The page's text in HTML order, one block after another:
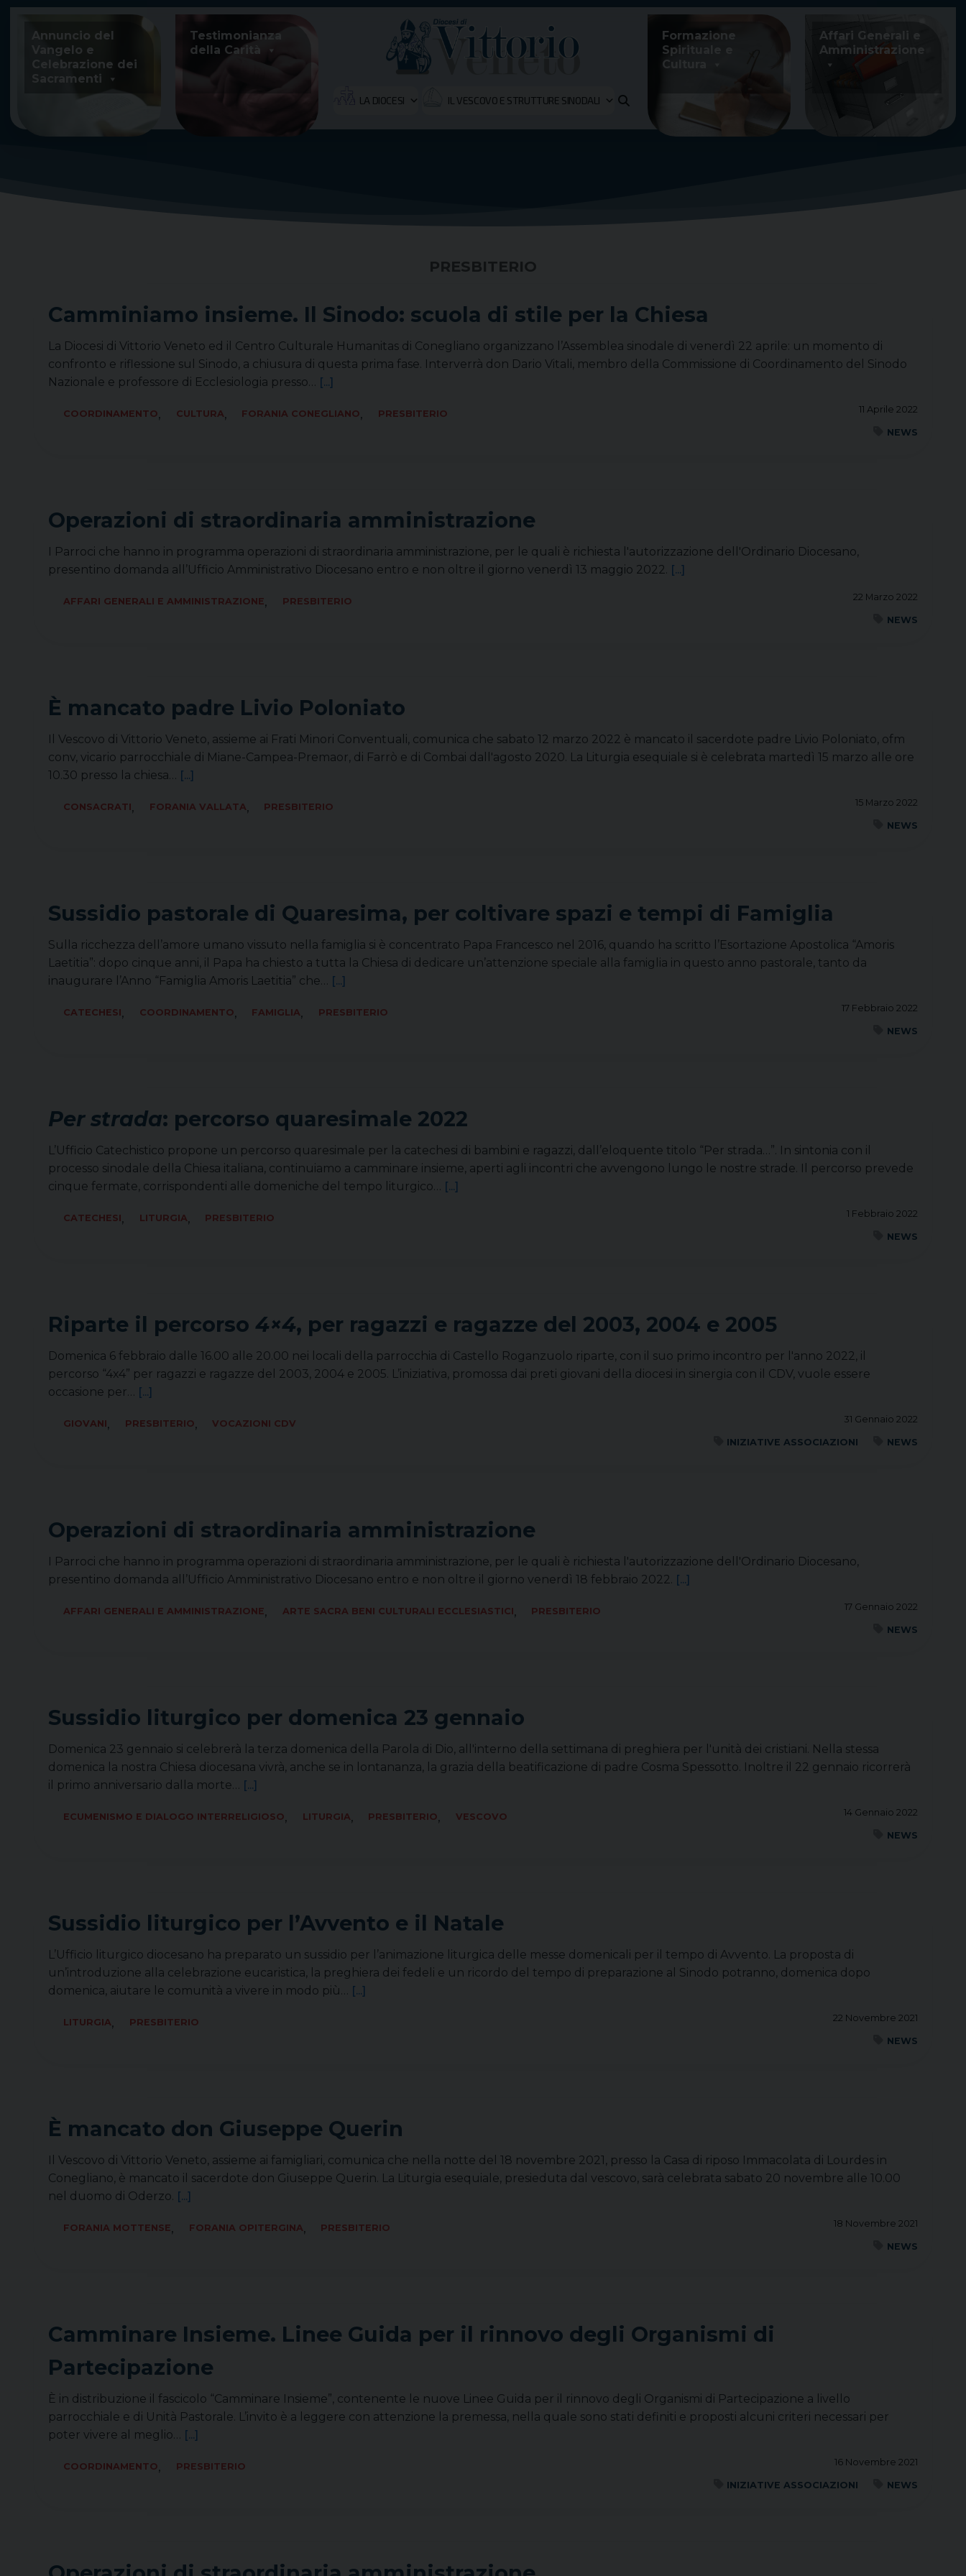
Skip
content
Annuncio del
Vangelo e
Celebrazione dei
Sacramenti
Testimonianza
della Carità
LA DIOCESI IL VESCOVO E STRUTTURE SINODALI
Formazione
Spirituale e
Cultura
Affari Generali e
Amministrazione
PRESBITERIO
Camminiamo insieme. Il Sinodo: scuola di stile per la Chiesa
La Diocesi di Vittorio Veneto ed il Centro Culturale Humanitas di Conegliano organizzano l’Assemblea sinodale di venerdì 22 aprile: un momento di
confronto e riflessione sul Sinodo, a chiusura di questa prima fase. Interverrà don Dario Vitali, membro della Commissione di Coordinamento del Sinodo
Nazionale e professore di Ecclesiologia presso… [...]
11 Aprile 2022
COORDINAMENTO, CULTURA, FORANIA CONEGLIANO,
PRESBITERIO
NEWS
Operazioni di straordinaria amministrazione
I Parroci che hanno in programma operazioni di straordinaria amministrazione, per le quali è richiesta l'autorizzazione dell'Ordinario Diocesano,
presentino domanda all’Ufficio Amministrativo Diocesano entro e non oltre il giorno venerdì 13 maggio 2022. [...]
22 Marzo 2022
AFFARI GENERALI E AMMINISTRAZIONE,
PRESBITERIO
NEWS
È mancato padre Livio Poloniato
Il Vescovo di Vittorio Veneto, assieme ai Frati Minori Conventuali, comunica che sabato 12 marzo 2022 è mancato il sacerdote padre Livio Poloniato, ofm
conv, vicario parrocchiale di Miane-Campea-Premaor, di Farrò e di Combai dall'agosto 2020. La Liturgia esequiale si è celebrata martedì 15 marzo alle ore
10.30 presso la chiesa… [...]
15 Marzo 2022
CONSACRATI, FORANIA VALLATA,
PRESBITERIO
NEWS
Sussidio pastorale di Quaresima, per coltivare spazi e tempi di Famiglia
Sulla ricchezza dell’amore umano vissuto nella famiglia si è concentrato Papa Francesco nel 2016, quando ha scritto l’Esortazione Apostolica “Amoris
Laetitia”: dopo cinque anni, il Papa ha chiesto a tutta la Chiesa di dedicare un’attenzione speciale alla famiglia in questo anno pastorale, tanto da
inaugurare l’Anno “Famiglia Amoris Laetitia” che… [...]
17 Febbraio 2022
CATECHESI, COORDINAMENTO, FAMIGLIA,
PRESBITERIO
NEWS
Per strada: percorso quaresimale 2022
L’Ufficio Catechistico propone un percorso quaresimale per la catechesi di bambini e ragazzi, dall’eloquente titolo “Per strada…”. In sintonia con il
processo sinodale della Chiesa italiana, continuiamo a camminare insieme, aperti agli incontri che avvengono lungo le nostre strade. Il percorso prevede
cinque fermate, corrispondenti alle domeniche del tempo liturgico… [...]
1 Febbraio 2022
CATECHESI, LITURGIA,
PRESBITERIO
NEWS
Riparte il percorso 4×4, per ragazzi e ragazze del 2003, 2004 e 2005
Domenica 6 febbraio dalle 16.00 alle 20.00 nei locali della parrocchia di Castello Roganzuolo riparte, con il suo primo incontro per l'anno 2022, il
percorso “4x4” per ragazzi e ragazze del 2003, 2004 e 2005. L’iniziativa, promossa dai preti giovani della diocesi in sinergia con il CDV, vuole essere
occasione per… [...]
31 Gennaio 2022
GIOVANI, PRESBITERIO,
VOCAZIONI CDV
INIZIATIVE ASSOCIAZIONI
NEWS
Operazioni di straordinaria amministrazione
I Parroci che hanno in programma operazioni di straordinaria amministrazione, per le quali è richiesta l'autorizzazione dell'Ordinario Diocesano,
presentino domanda all’Ufficio Amministrativo Diocesano entro e non oltre il giorno venerdì 18 febbraio 2022. [...]
17 Gennaio 2022
AFFARI GENERALI E AMMINISTRAZIONE, ARTE SACRA BENI CULTURALI ECCLESIASTICI,
PRESBITERIO
NEWS
Sussidio liturgico per domenica 23 gennaio
Domenica 23 gennaio si celebrerà la terza domenica della Parola di Dio, all'interno della settimana di preghiera per l'unità dei cristiani. Nella stessa
domenica la nostra Chiesa diocesana vivrà, anche se in lontananza, la grazia della beatificazione di padre Cosma Spessotto. Inoltre il 22 gennaio ricorrerà
il primo anniversario dalla morte… [...]
14 Gennaio 2022
ECUMENISMO E DIALOGO INTERRELIGIOSO, LITURGIA, PRESBITERIO,
VESCOVO
NEWS
Sussidio liturgico per l’Avvento e il Natale
L’Ufficio liturgico diocesano ha preparato un sussidio per l’animazione liturgica delle messe domenicali per il tempo di Avvento. La proposta di
un’introduzione alla celebrazione eucaristica, la preghiera dei fedeli e un ricordo del tempo di preparazione al Sinodo potranno, domenica dopo
domenica, aiutare le comunità a vivere in modo più… [...]
22 Novembre 2021
LITURGIA,
PRESBITERIO
NEWS
È mancato don Giuseppe Querin
Il Vescovo di Vittorio Veneto, assieme ai famigliari, comunica che nella notte del 18 novembre 2021, presso la Casa di riposo Immacolata di Lourdes in
Conegliano, è mancato il sacerdote don Giuseppe Querin. La Liturgia esequiale, presieduta dal vescovo, sarà celebrata sabato 20 novembre alle 10.00
nel duomo di Oderzo. [...]
18 Novembre 2021
FORANIA MOTTENSE, FORANIA OPITERGINA,
PRESBITERIO
NEWS
Camminare Insieme. Linee Guida per il rinnovo degli Organismi di
Partecipazione
È in distribuzione il fascicolo “Camminare Insieme”, contenente le nuove Linee Guida per il rinnovo degli Organismi di Partecipazione a livello
parrocchiale e di Unità Pastorale. L’invito è a leggere con attenzione la premessa, nella quale sono stati definiti e proposti alcuni criteri necessari per
poter vivere al meglio… [...]
16 Novembre 2021
COORDINAMENTO,
PRESBITERIO
INIZIATIVE ASSOCIAZIONI
NEWS